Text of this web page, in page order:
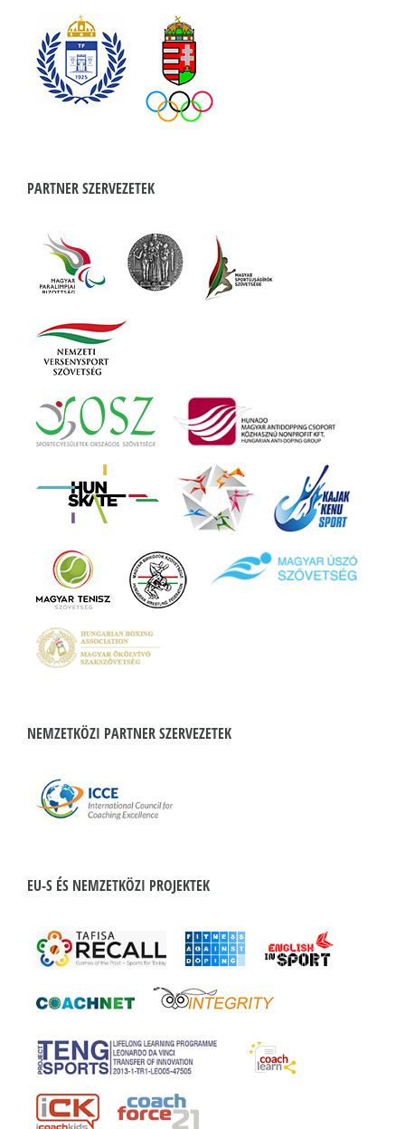
PARTNER SZERVEZETEK
NEMZETKÖZI PARTNER SZERVEZETEK
EU-S ÉS NEMZETKÖZI PROJEKTEK